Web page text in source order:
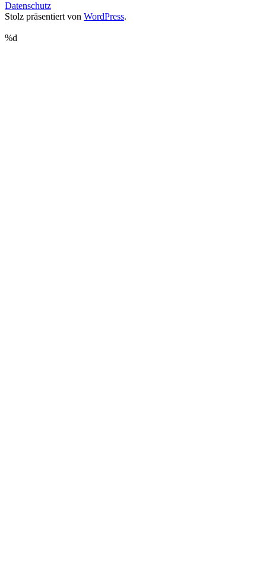
Datenschutz
Stolz präsentiert von WordPress.
%d